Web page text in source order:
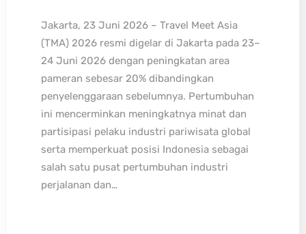
Jakarta, 23 Juni 2026 – Travel Meet Asia
(TMA) 2026 resmi digelar di Jakarta pada 23–
24 Juni 2026 dengan peningkatan area
pameran sebesar 20% dibandingkan
penyelenggaraan sebelumnya. Pertumbuhan
ini mencerminkan meningkatnya minat dan
partisipasi pelaku industri pariwisata global
serta memperkuat posisi Indonesia sebagai
salah satu pusat pertumbuhan industri
perjalanan dan…